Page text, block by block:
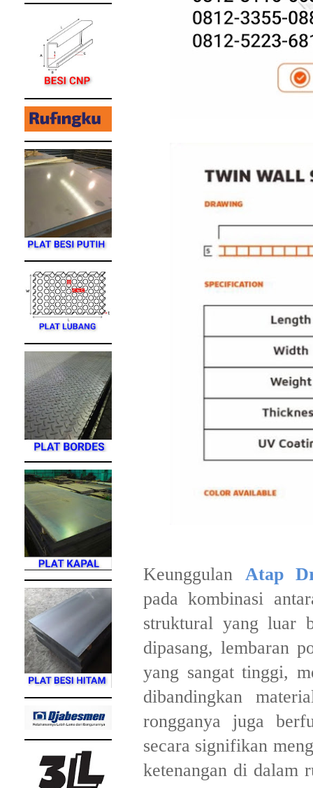
​Keunggulan Atap
pada kombinasi
struktural yang luar
dipasang, lembaran
yang sangat tinggi,
dibandingkan
rongganya juga
secara signifikan
ketenangan di dalam